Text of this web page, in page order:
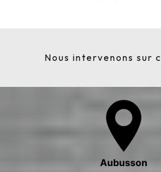
Nous intervenons sur
Aubusson